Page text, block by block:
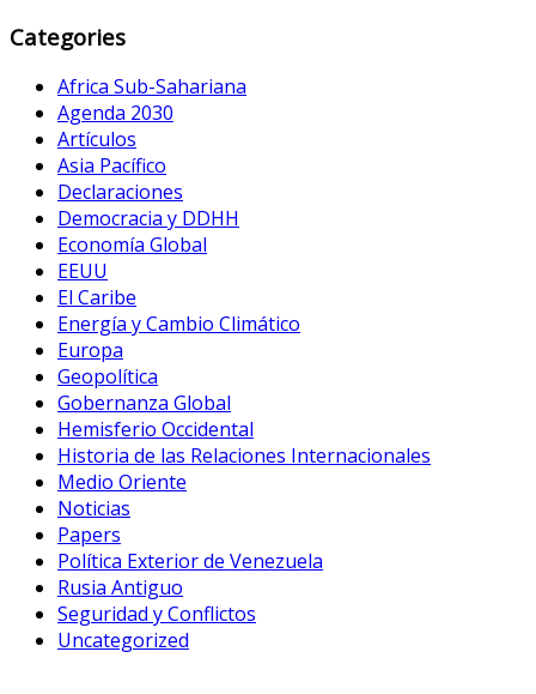
Categories
Africa Sub-Sahariana
Agenda 2030
Artículos
Asia Pacífico
Declaraciones
Democracia y DDHH
Economía Global
EEUU
El Caribe
Energía y Cambio Climático
Europa
Geopolítica
Gobernanza Global
Hemisferio Occidental
Historia de las Relaciones Internacionales
Medio Oriente
Noticias
Papers
Política Exterior de Venezuela
Rusia Antiguo
Seguridad y Conflictos
Uncategorized